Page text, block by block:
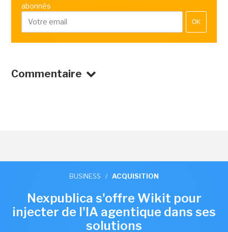
abonnés
OK
Commentaire
BUSINESS / ACQUISITION
Nexpublica s'offre Wikit pour
injecter de l'IA agentique dans ses
solutions